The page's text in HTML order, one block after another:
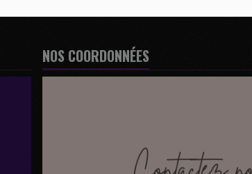
NOS COORDONNÉES